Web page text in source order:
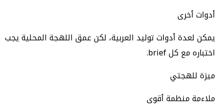
أدوات أخرى
يمكن لعدة أدوات توليد العربية، لكن عمق اللهجة المحلية يجب
اختباره مع كل brief.
ميزة للهجتي
ملاءمة منظمة أقوى